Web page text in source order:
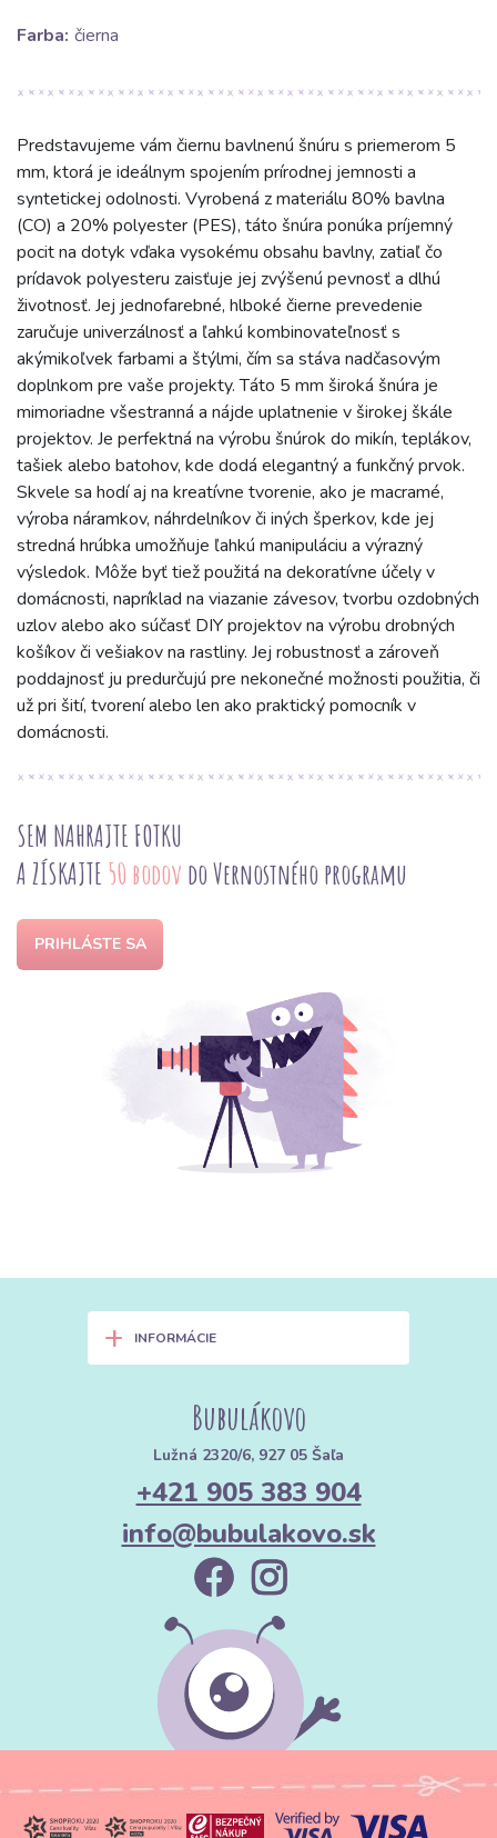
Farba: čierna
Predstavujeme vám čiernu bavlnenú šnúru s priemerom 5
mm, ktorá je ideálnym spojením prírodnej jemnosti a
syntetickej odolnosti. Vyrobená z materiálu 80% bavlna
(CO) a 20% polyester (PES), táto šnúra ponúka príjemný
pocit na dotyk vďaka vysokému obsahu bavlny, zatiaľ čo
prídavok polyesteru zaisťuje jej zvýšenú pevnosť a dlhú
životnosť. Jej jednofarebné, hlboké čierne prevedenie
zaručuje univerzálnosť a ľahkú kombinovateľnosť s
akýmikoľvek farbami a štýlmi, čím sa stáva nadčasovým
doplnkom pre vaše projekty. Táto 5 mm široká šnúra je
mimoriadne všestranná a nájde uplatnenie v širokej škále
projektov. Je perfektná na výrobu šnúrok do mikín, teplákov,
tašiek alebo batohov, kde dodá elegantný a funkčný prvok.
Skvele sa hodí aj na kreatívne tvorenie, ako je macramé,
výroba náramkov, náhrdelníkov či iných šperkov, kde jej
stredná hrúbka umožňuje ľahkú manipuláciu a výrazný
výsledok. Môže byť tiež použitá na dekoratívne účely v
domácnosti, napríklad na viazanie závesov, tvorbu ozdobných
uzlov alebo ako súčasť DIY projektov na výrobu drobných
košíkov či vešiakov na rastliny. Jej robustnosť a zároveň
poddajnosť ju predurčujú pre nekonečné možnosti použitia, či
už pri šití, tvorení alebo len ako praktický pomocník v
domácnosti.
SEM NAHRAJTE FOTKU
A ZÍSKAJTE 50 bodov do Vernostného programu
PRIHLÁSTE SA
+ INFORMÁCIE
Bubulákovo
Lužná 2320/6, 927 05 Šaľa
+421 905 383 904
info@bubulakovo.sk